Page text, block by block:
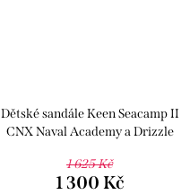
Dětské sandále Keen Seacamp II
CNX Naval Academy a Drizzle
1 625 Kč
1 300 Kč